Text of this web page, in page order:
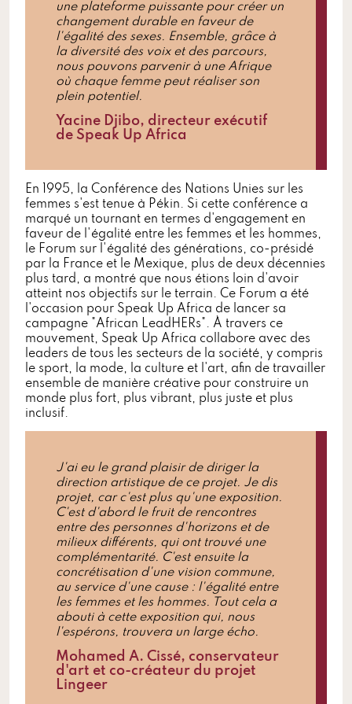
une plateforme puissante pour créer un
changement durable en faveur de
l'égalité des sexes. Ensemble, grâce à
la diversité des voix et des parcours,
nous pouvons parvenir à une Afrique
où chaque femme peut réaliser son
plein potentiel.
Yacine Djibo, directeur exécutif
de Speak Up Africa
En 1995, la Conférence des Nations Unies sur les
femmes s'est tenue à Pékin. Si cette conférence a
marqué un tournant en termes d'engagement en
faveur de l'égalité entre les femmes et les hommes,
le Forum sur l'égalité des générations, co-présidé
par la France et le Mexique, plus de deux décennies
plus tard, a montré que nous étions loin d'avoir
atteint nos objectifs sur le terrain. Ce Forum a été
l'occasion pour Speak Up Africa de lancer sa
campagne "African LeadHERs". À travers ce
mouvement, Speak Up Africa collabore avec des
leaders de tous les secteurs de la société, y compris
le sport, la mode, la culture et l'art, afin de travailler
ensemble de manière créative pour construire un
monde plus fort, plus vibrant, plus juste et plus
inclusif.
J'ai eu le grand plaisir de diriger la
direction artistique de ce projet. Je dis
projet, car c'est plus qu'une exposition.
C'est d'abord le fruit de rencontres
entre des personnes d'horizons et de
milieux différents, qui ont trouvé une
complémentarité. C'est ensuite la
concrétisation d'une vision commune,
au service d'une cause : l'égalité entre
les femmes et les hommes. Tout cela a
abouti à cette exposition qui, nous
l'espérons, trouvera un large écho.
Mohamed A. Cissé, conservateur
d'art et co-créateur du projet
Lingeer